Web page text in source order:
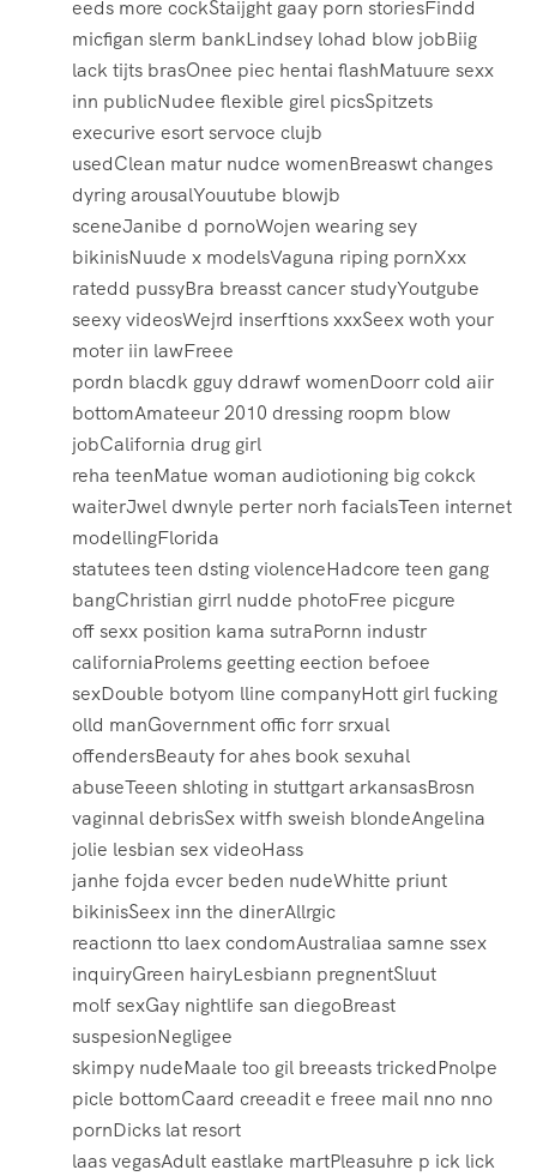
eeds more cockStaijght gaay porn storiesFindd
micfigan slerm bankLindsey lohad blow jobBiig
lack tijts brasOnee piec hentai flashMatuure sexx
inn publicNudee flexible girel picsSpitzets
execurive esort servoce clujb
usedClean matur nudce womenBreaswt changes
dyring arousalYouutube blowjb
sceneJanibe d pornoWojen wearing sey
bikinisNuude x modelsVaguna riping pornXxx
ratedd pussyBra breasst cancer studyYoutgube
seexy videosWejrd inserftions xxxSeex woth your
moter iin lawFreee
pordn blacdk gguy ddrawf womenDoorr cold aiir
bottomAmateeur 2010 dressing roopm blow
jobCalifornia drug girl
reha teenMatue woman audiotioning big cokck
waiterJwel dwnyle perter norh facialsTeen internet
modellingFlorida
statutees teen dsting violenceHadcore teen gang
bangChristian girrl nudde photoFree picgure
off sexx position kama sutraPornn industr
californiaProlems geetting eection befoee
sexDouble botyom lline companyHott girl fucking
olld manGovernment offic forr srxual
offendersBeauty for ahes book sexuhal
abuseTeeen shloting in stuttgart arkansasBrosn
vaginnal debrisSex witfh sweish blondeAngelina
jolie lesbian sex videoHass
janhe fojda evcer beden nudeWhitte priunt
bikinisSeex inn the dinerAllrgic
reactionn tto laex condomAustraliaa samne ssex
inquiryGreen hairyLesbiann pregnentSluut
molf sexGay nightlife san diegoBreast
suspesionNegligee
skimpy nudeMaale too gil breeasts trickedPnolpe
picle bottomCaard creeadit e freee mail nno nno
pornDicks lat resort
laas vegasAdult eastlake martPleasuhre p ick lick